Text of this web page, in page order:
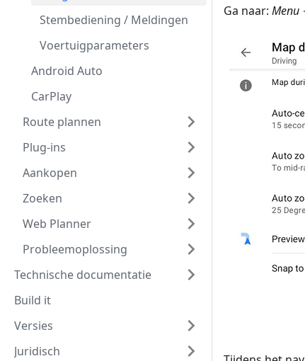
Stembediening / Meldingen
Voertuigparameters
Android Auto
CarPlay
Route plannen
Plug-ins
Aankopen
Zoeken
Web Planner
Probleemoplossing
Technische documentatie
Build it
Versies
Juridisch
Ga naar: Menu